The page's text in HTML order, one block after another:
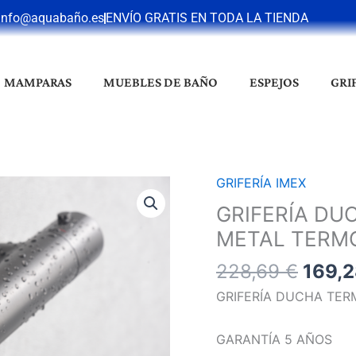
ENVÍO GRATIS EN TODA LA TIENDA
MAMPARAS MUEBLES DE BAÑO ESPEJOS
GRIFERÍA IMEX
GRIFERÍA
METAL
228,69€
El
era:
GRIFERÍA DUCHA
GARANTÍA 5 AÑOS
GRIFERÍA
DUCHA
MONZA
BLACK
GUN
METAL
cantidad